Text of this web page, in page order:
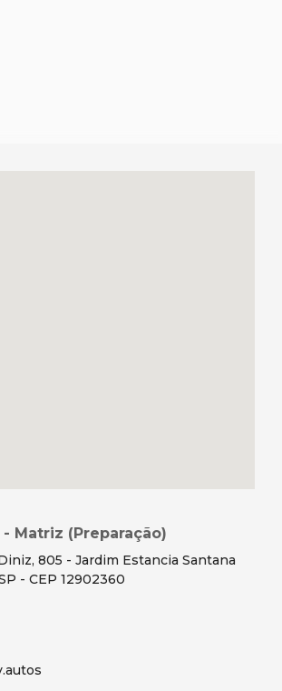
- Matriz (Preparação)
805 - Jardim Estancia Santana
- CEP 12902360